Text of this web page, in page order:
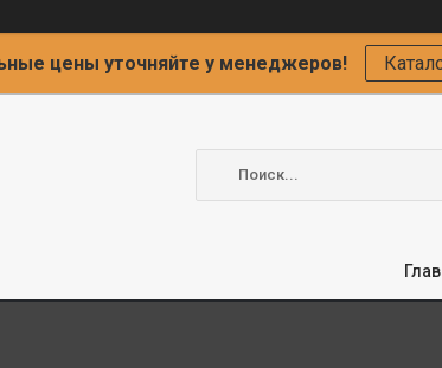
цены уточняйте у менеджеров!